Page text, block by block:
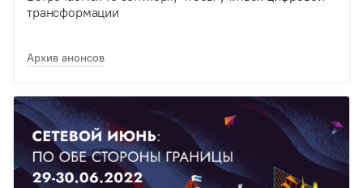
трансформации
Архив анонсов